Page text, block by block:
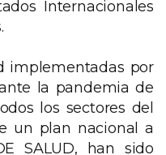
Internacionales
implementadas por
la pandemia de
los sectores del
un plan nacional a
SALUD, han sido